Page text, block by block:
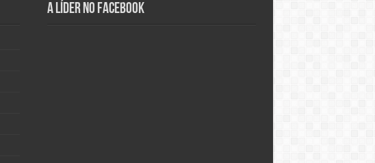
A Líder no Facebook